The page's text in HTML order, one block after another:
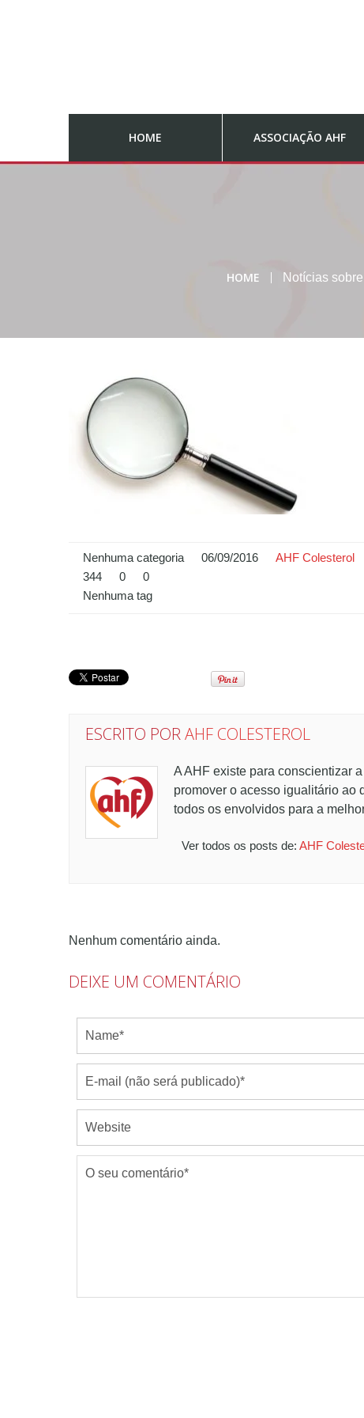
HOME ASSOCIAÇÃO AHF
HOME Notícias
Nenhuma categoria 06/09/2016 AHF Colesterol
344
0
0
Nenhuma tag
ESCRITO PORAHF COLESTEROL
A AHF existe para conscientizar
promover o acesso igualitário ao
todos os envolvidos para a
Ver todos os posts de: AHF
Nenhum comentário ainda.
DEIXE UM COMENTÁRIO